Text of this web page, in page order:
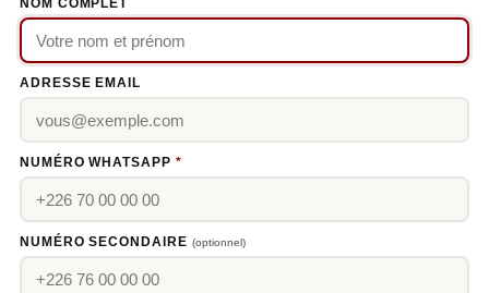
NOM COMPLET
ADRESSE EMAIL
NUMÉRO WHATSAPP *
NUMÉRO SECONDAIRE (optionnel)